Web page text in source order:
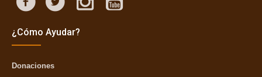
¿Cómo Ayudar?
Donaciones